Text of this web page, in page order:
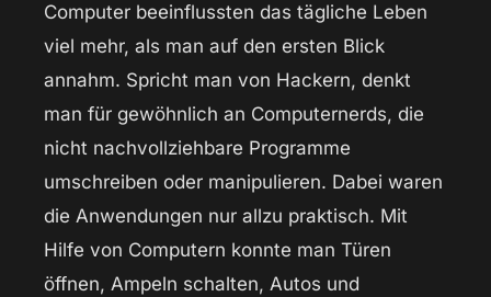
Computer beeinflussten das tägliche Leben
viel mehr, als man auf den ersten Blick
annahm. Spricht man von Hackern, denkt
man für gewöhnlich an Computernerds, die
nicht nachvollziehbare Programme
umschreiben oder manipulieren. Dabei waren
die Anwendungen nur allzu praktisch. Mit
Hilfe von Computern konnte man Türen
öffnen, Ampeln schalten, Autos und